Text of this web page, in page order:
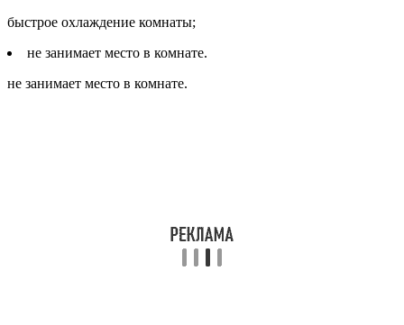
быстрое охлаждение комнаты;
не занимает место в комнате.
не занимает место в комнате.